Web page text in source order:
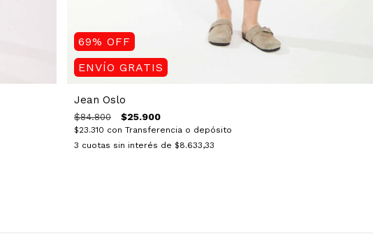
69% OFF
ENVÍO GRATIS
Jean Oslo
$84.800 $25.900
$23.310 con Transferencia o depósito
3 cuotas sin interés de $8.633,33